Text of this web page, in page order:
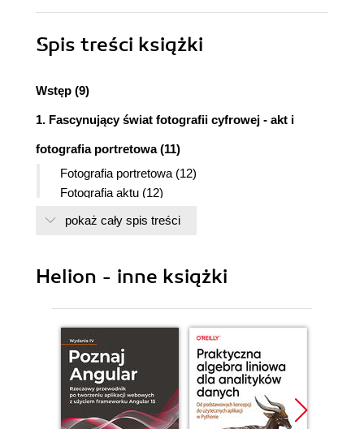
Spis treści książki
Wstęp (9)
1. Fascynujący świat fotografii cyfrowej - akt i
fotografia portretowa (11)
Fotografia portretowa (12)
Fotografia aktu (12)
Ty i modelka (13)
2. Sprzęt (19)
Hardware i software (24)
Światło słoneczne (26)
Oświetlenie wewnętrzne czy lampa halogenowa
szerokostrumieniowa? (28)
Lampa kompaktowa czy studyjna? (29)
pokaż cały spis treści
Helion - inne książki